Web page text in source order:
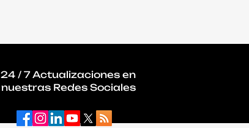
24 / 7 Actualizaciones en
nuestras Redes Sociales